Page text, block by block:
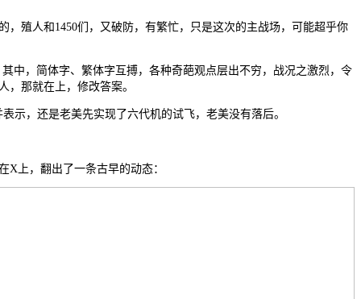
人和1450们，又破防，有繁忙，只是这次的主战场，可能超乎你
，简体字、繁体字互搏，各种奇葩观点层出不穷，战况之激烈，令
，那就在上，修改答案。
，还是老美先实现了六代机的试飞，老美没有落后。
上，翻出了一条古早的动态：